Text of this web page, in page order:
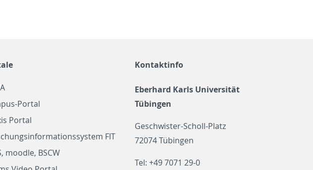
Portal
Portal
FIT
moodle, BSCW
Kontaktinfo
Eberhard Karls Universität
Tübingen
Geschwister-Scholl-Platz
72074 Tübingen
Tel: +49 7071 29-0